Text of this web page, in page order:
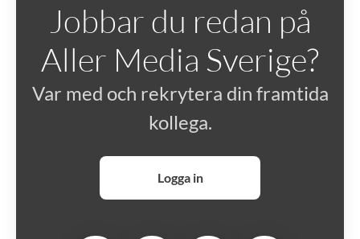
Jobbar du redan på
Aller Media Sverige?
Var med och rekrytera din framtida
kollega.
Logga in